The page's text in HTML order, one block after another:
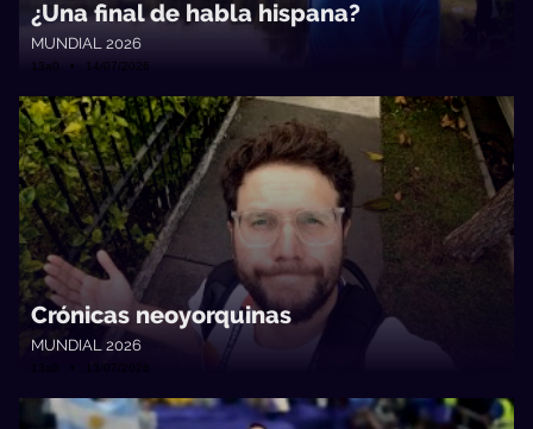
¿Una final de habla hispana?
MUNDIAL 2026
13a0 • 14/07/2026
Crónicas neoyorquinas
MUNDIAL 2026
13a0 • 13/07/2026